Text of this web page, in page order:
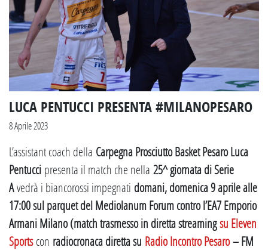
LUCA PENTUCCI PRESENTA #MILANOPESARO
8 Aprile 2023
L’assistant coach della Carpegna Prosciutto Basket Pesaro Luca
Pentucci presenta il match che nella 25^ giornata di Serie
Avedrà i biancorossi impegnati domani, domenica 9 aprile alle
17:00 sul parquet del Mediolanum Forum contro l’EA7 Emporio
Armani Milano (match trasmesso in diretta streamingsu Eleven
Sportscon radiocronaca diretta su Radio Incontro Pesaro– FM